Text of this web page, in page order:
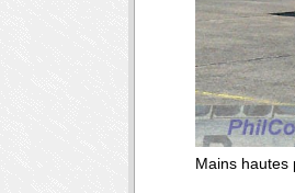
Mains hautes